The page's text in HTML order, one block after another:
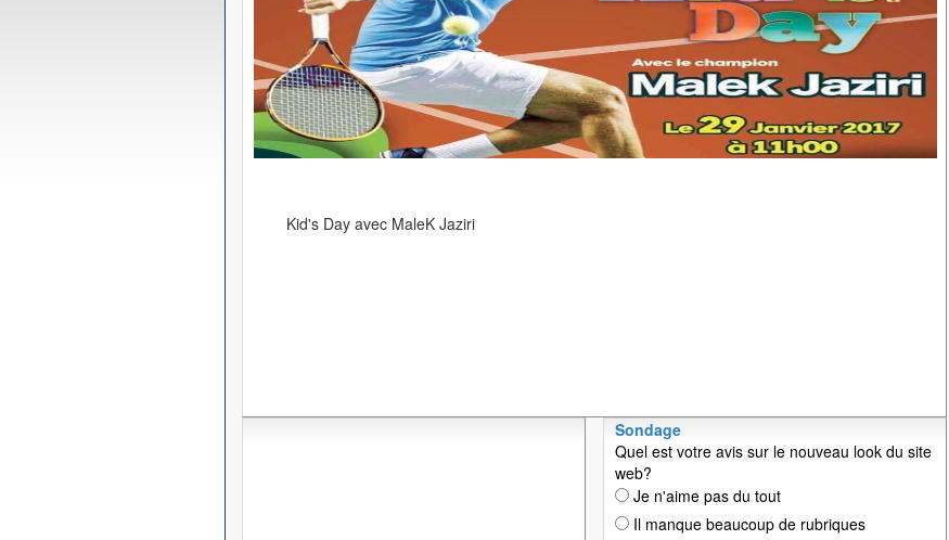
Kid's Day avec MaleK Jaziri
Sondage
Quel est votre avis sur le nouveau look du site
web?
Je n'aime pas du tout
Il manque beaucoup de rubriques